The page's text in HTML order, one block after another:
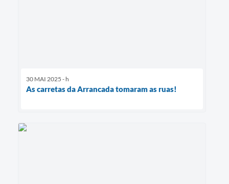
30 MAI 2025 - h
As carretas da Arrancada tomaram as ruas!